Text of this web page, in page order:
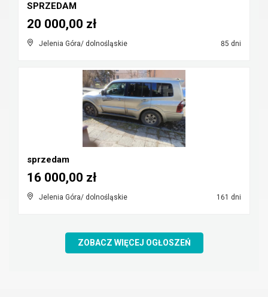
SPRZEDAM
Jelenia Góra/ dolnośląskie 85 dni
20 000,00 zł
sprzedam
Jelenia Góra/ dolnośląskie 161 dni
16 000,00 zł
ZOBACZ WIĘCEJ OGŁOSZEŃ